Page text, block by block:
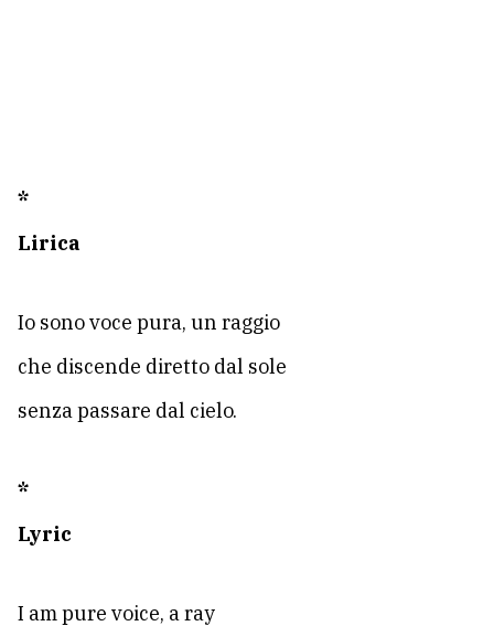
*
Lirica
Io sono voce pura, un raggio
che discende diretto dal sole
senza passare dal cielo.
*
Lyric
I am pure voice, a ray